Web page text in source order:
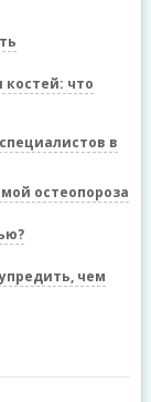
что
в
остеопороза
чем